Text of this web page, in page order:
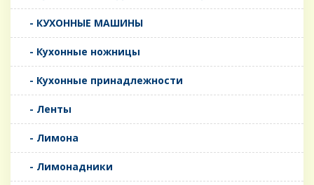
- КУХОННЫЕ МАШИНЫ
- Кухонные ножницы
- Кухонные принадлежности
- Ленты
- Лимона
- Лимонадники